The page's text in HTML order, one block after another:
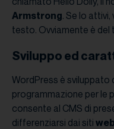
Armstrong. Se lo
testo. Ovviamente è del
Sviluppo ed
WordPress è sviluppato
programmazione per le
consente al CMS di
differenziarsi dai siti